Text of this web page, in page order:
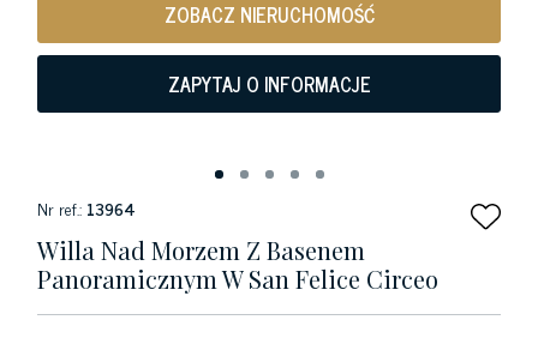
ZOBACZ NIERUCHOMOŚĆ
ZAPYTAJ O INFORMACJE
Nr ref.: 13964
Willa Nad Morzem Z Basenem
Panoramicznym W San Felice Circeo